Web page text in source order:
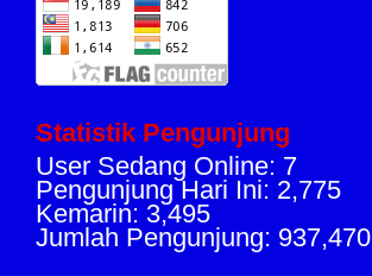
Statistik Pengunjung
User Sedang Online: 7
Pengunjung Hari Ini: 2,775
Kemarin: 3,495
Jumlah Pengunjung: 937,470